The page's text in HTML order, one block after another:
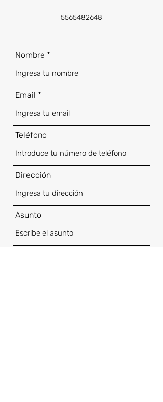
5565482648
Nombre
Email
Teléfono
Dirección
Asunto